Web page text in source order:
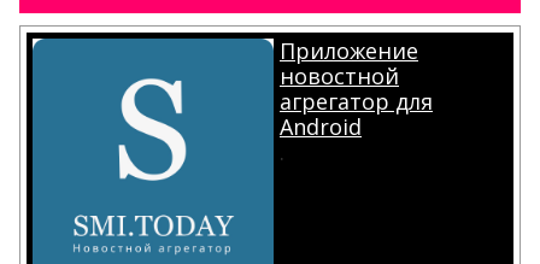
Приложение
новостной
агрегатор для
Android
.